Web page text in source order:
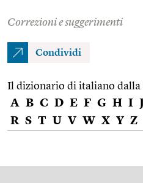
Correzioni e suggerimenti
Condividi
Il dizionario di italiano dalla
A B C D E F G H I J
R S T U V W X Y Z